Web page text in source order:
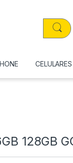
CELULARES
128GB